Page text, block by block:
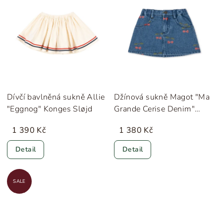
Dívčí bavlněná sukně Allie
"Eggnog" Konges Sløjd
1 390 Kč
Detail
Džínová sukně Magot "Ma
Grande Cerise Denim"
1 380 Kč
Detail
SALE